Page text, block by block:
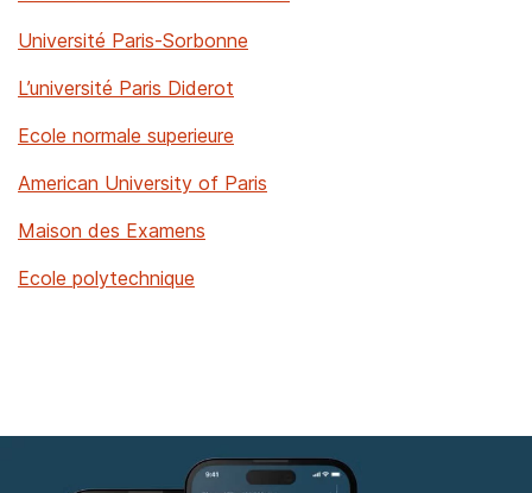
Université Paris-Sorbonne
L’université Paris Diderot
Ecole normale superieure
American University of Paris
Maison des Examens
Ecole polytechnique